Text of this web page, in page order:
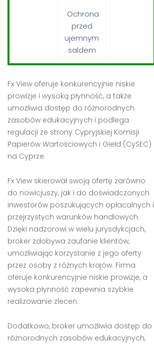
Ochrona
przed
ujemnym
saldem
Fx View oferuje konkurencyjnie niskie
prowizje i wysoką płynność, a także
umożliwia dostęp do różnorodnych
zasobów edukacyjnych i podlega
regulacji ze strony Cypryjskiej Komisji
Papierów Wartościowych i Giełd (CySEC)
na Cyprze.
Fx View skierował swoją ofertę zarówno
do nowicjuszy, jak i do doświadczonych
inwestorów poszukujących opłacalnych i
przejrzystych warunków handlowych.
Dzięki nadzorowi w wielu jurysdykcjach,
broker zdobywa zaufanie klientów,
umożliwiając korzystanie z jego oferty
przez osoby z różnych krajów. Firma
oferuje konkurencyjnie niskie prowizje, a
wysoka płynność zapewnia szybkie
realizowanie zleceń.
Dodatkowo, broker umożliwia dostęp do
różnorodnych zasobów edukacyjnych,